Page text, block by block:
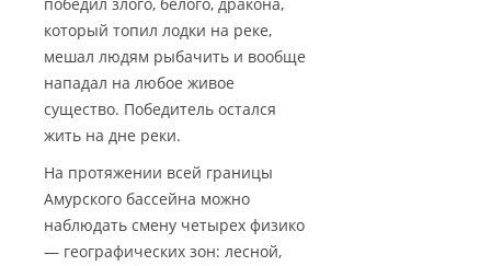
победил злого, белого, дракона,
который топил лодки на реке,
мешал людям рыбачить и вообще
нападал на любое живое
существо. Победитель остался
жить на дне реки.
На протяжении всей границы
Амурского бассейна можно
наблюдать смену четырех физико
— географических зон: лесной,